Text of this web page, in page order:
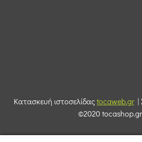
Κατασκευή ιστοσελίδαςtocaweb.gr|
©2020 tocashop.gr